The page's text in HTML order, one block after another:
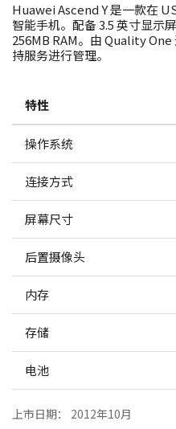
Huawei Ascend Y 是一款在
智能手机。配备 3.5 英寸显示
256MB RAM。由 Quality
持服务进行管理。
特性
操作系统
连接方式
屏幕尺寸
后置摄像头
内存
存储
电池
上市日期： 2012年10月